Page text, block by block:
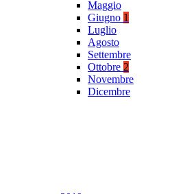
Maggio
Giugno 1
Luglio
Agosto
Settembre
Ottobre 2
Novembre
Dicembre